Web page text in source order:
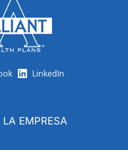
LinkedIn
EMPRESA